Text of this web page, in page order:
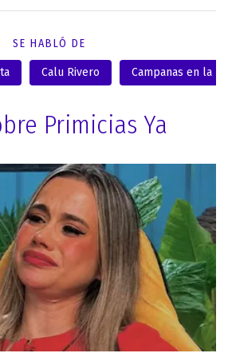
SE HABLÓ DE
Calu Rivero Campanas en la
Primicias Ya